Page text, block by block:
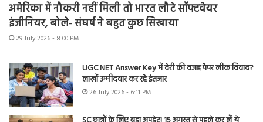
अमेरिका में नौकरी नहीं मिली तो भारत लौटे सॉफ्टवेयर
इंजीनियर, बोले- संघर्ष ने बहुत कुछ सिखाया
29 July 2026 - 8:00 PM
UGC NET Answer Key में देरी की वजह पेपर लीक विवाद?
लाखों उम्मीदवार कर रहे इंतजार
26 July 2026 - 6:11 PM